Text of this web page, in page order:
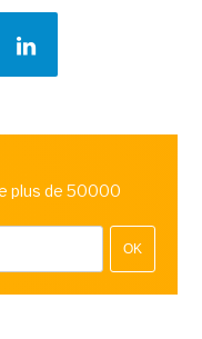
plus de 50000
OK